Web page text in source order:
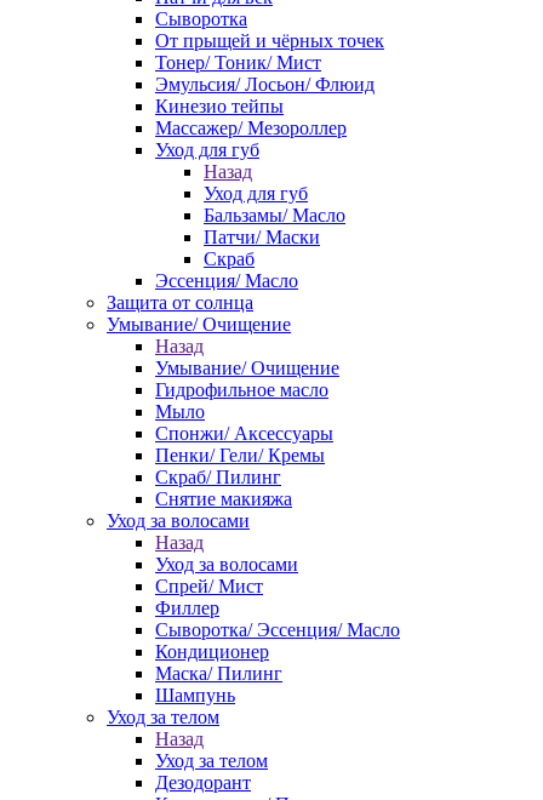
Сыворотка
От прыщей и чёрных точек
Тонер/ Тоник/ Мист
Эмульсия/ Лосьон/ Флюид
Кинезио тейпы
Массажер/ Мезороллер
Уход для губ
Назад
Уход для губ
Бальзамы/ Масло
Патчи/ Маски
Скраб
Эссенция/ Масло
Защита от солнца
Умывание/ Очищение
Назад
Умывание/ Очищение
Гидрофильное масло
Мыло
Спонжи/ Аксессуары
Пенки/ Гели/ Кремы
Скраб/ Пилинг
Снятие макияжа
Уход за волосами
Назад
Уход за волосами
Спрей/ Мист
Филлер
Сыворотка/ Эссенция/ Масло
Кондиционер
Маска/ Пилинг
Шампунь
Уход за телом
Назад
Уход за телом
Дезодорант